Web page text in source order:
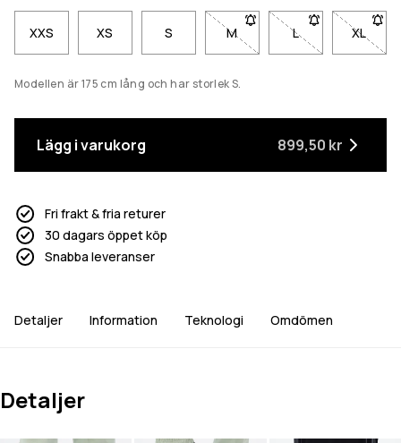
XXS XS S M- Storlek M är inte
L- Storlek L är inte
XL
-
Modellen är 175 cm lång och har storlek S.
Lägg i varukorg 899,50 kr
Fri frakt & fria returer
30 dagars öppet köp
Snabba leveranser
Detaljer Information Teknologi Omdömen
Detaljer